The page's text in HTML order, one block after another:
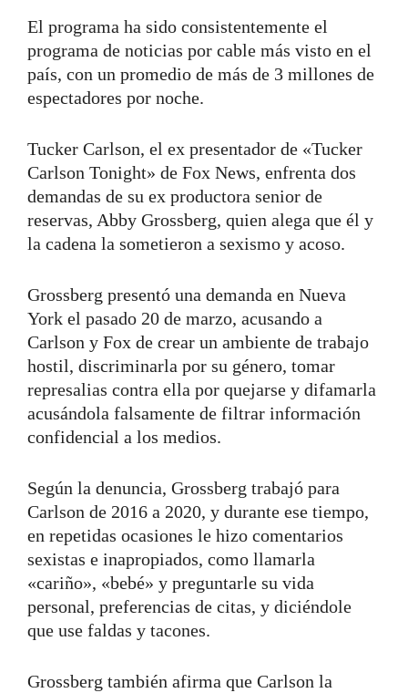
El programa ha sido consistentemente el
programa de noticias por cable más visto en el
país, con un promedio de más de 3 millones de
espectadores por noche.
Tucker Carlson, el ex presentador de «Tucker
Carlson Tonight» de Fox News, enfrenta dos
demandas de su ex productora senior de
reservas, Abby Grossberg, quien alega que él y
la cadena la sometieron a sexismo y acoso.
Grossberg presentó una demanda en Nueva
York el pasado 20 de marzo, acusando a
Carlson y Fox de crear un ambiente de trabajo
hostil, discriminarla por su género, tomar
represalias contra ella por quejarse y difamarla
acusándola falsamente de filtrar información
confidencial a los medios.
Según la denuncia, Grossberg trabajó para
Carlson de 2016 a 2020, y durante ese tiempo,
en repetidas ocasiones le hizo comentarios
sexistas e inapropiados, como llamarla
«cariño», «bebé» y preguntarle su vida
personal, preferencias de citas, y diciéndole
que use faldas y tacones.
Grossberg también afirma que Carlson la